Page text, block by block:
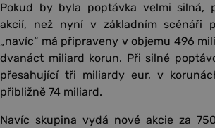
Pokud by byla poptávka velmi silná,
akcií, než nyní v základním scénáři
„navíc“ má připraveny v objemu 496
dvanáct miliard korun. Při silné
přesahující tři miliardy eur, v
přibližně 74 miliard.
Navíc skupina vydá nové akcie za